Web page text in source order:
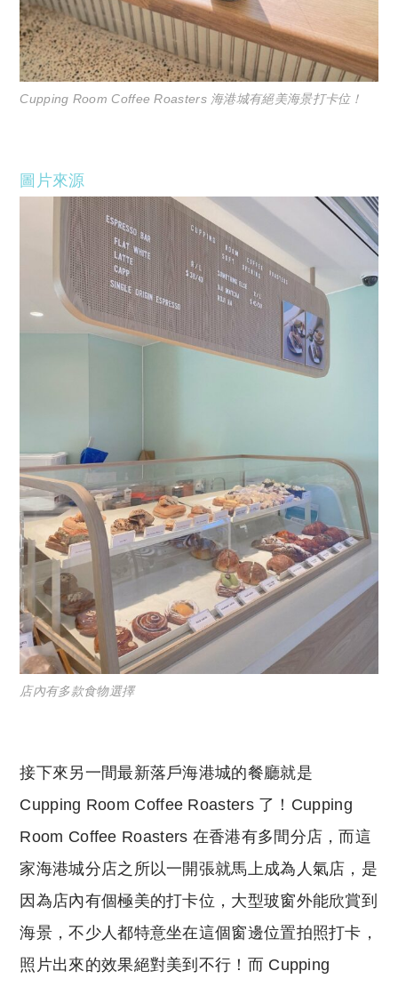
Cupping Room Coffee Roasters 海港城有絕美海景打卡位！
圖片來源
店內有多款食物選擇
接下來另一間最新落戶海港城的餐廳就是
Cupping Room Coffee Roasters 了！Cupping
Room Coffee Roasters 在香港有多間分店，而這
家海港城分店之所以一開張就馬上成為人氣店，是
因為店內有個極美的打卡位，大型玻窗外能欣賞到
海景，不少人都特意坐在這個窗邊位置拍照打卡，
照片出來的效果絕對美到不行！而 Cupping